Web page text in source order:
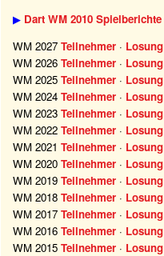
▶ Dart WM 2010 Spielberichte
WM 2027 Teilnehmer · Losung
WM 2026 Teilnehmer · Losung
WM 2025 Teilnehmer · Losung
WM 2024 Teilnehmer · Losung
WM 2023 Teilnehmer · Losung
WM 2022 Teilnehmer · Losung
WM 2021 Teilnehmer · Losung
WM 2020 Teilnehmer · Losung
WM 2019 Teilnehmer · Losung
WM 2018 Teilnehmer · Losung
WM 2017 Teilnehmer · Losung
WM 2016 Teilnehmer · Losung
WM 2015 Teilnehmer · Losung